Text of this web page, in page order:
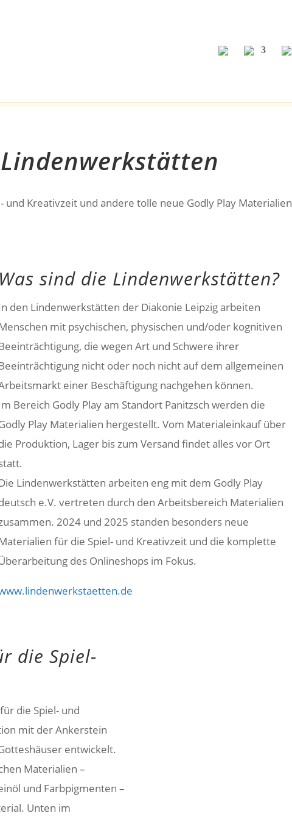
und Kreativzeit und andere tolle neue Godly Play Materialien
Was sind die Lindenwerkstätten?
den Lindenwerkstätten der Diakonie Leipzig arbeiten
mit psychischen, physischen und/oder kognitiven
die wegen Art und Schwere ihrer
nicht oder noch nicht auf dem allgemeinen
einer Beschäftigung nachgehen können.
Bereich Godly Play am Standort Panitzsch werden die
Play Materialien hergestellt. Vom Materialeinkauf über
Produktion, Lager bis zum Versand findet alles vor Ort
Lindenwerkstätten arbeiten eng mit dem Godly Play
e.V. vertreten durch den Arbeitsbereich Materialien
2024 und 2025 standen besonders neue
für die Spiel- und Kreativzeit und die komplette
des Onlineshops im Fokus.
die Spiel-
die Spiel- und
mit der Ankerstein
entwickelt.
Materialien –
und Farbpigmenten –
Unten im